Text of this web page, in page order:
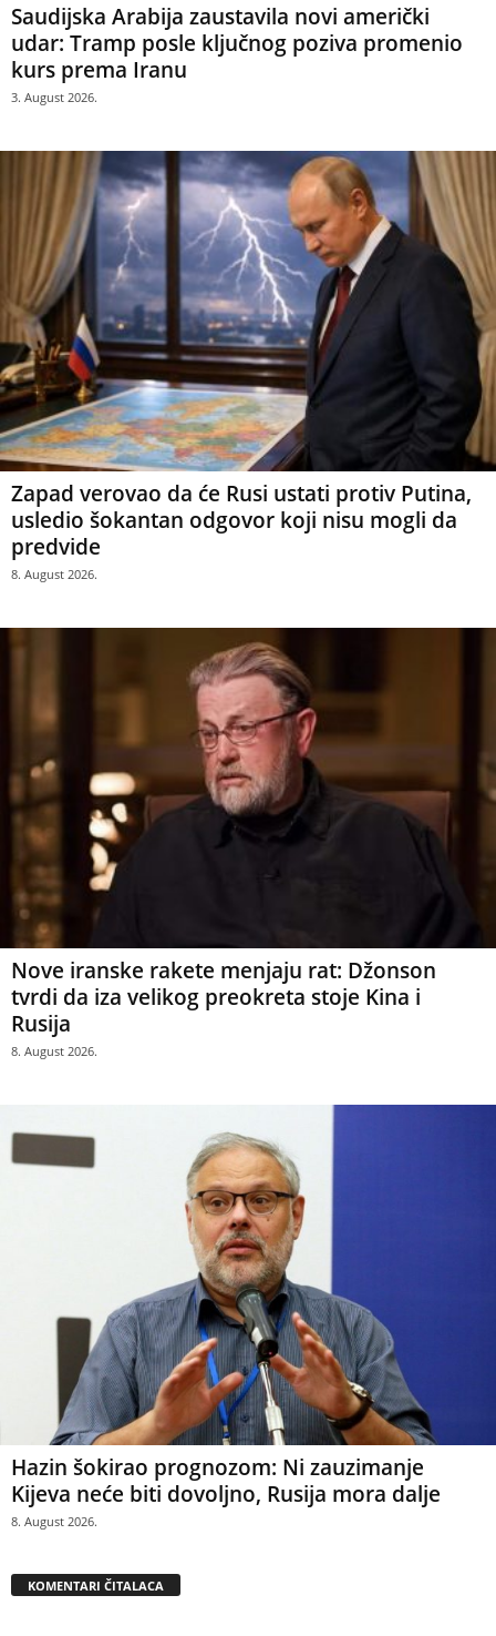
Saudijska Arabija zaustavila novi američki
udar: Tramp posle ključnog poziva promenio
kurs prema Iranu
3. August 2026.
Zapad verovao da će Rusi ustati protiv Putina,
usledio šokantan odgovor koji nisu mogli da
predvide
8. August 2026.
Nove iranske rakete menjaju rat: Džonson
tvrdi da iza velikog preokreta stoje Kina i
Rusija
8. August 2026.
Hazin šokirao prognozom: Ni zauzimanje
Kijeva neće biti dovoljno, Rusija mora dalje
8. August 2026.
KOMENTARI ČITALACA